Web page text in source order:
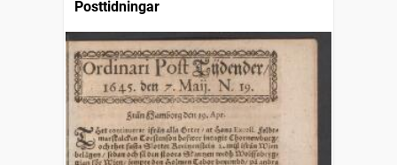
Posttidningar